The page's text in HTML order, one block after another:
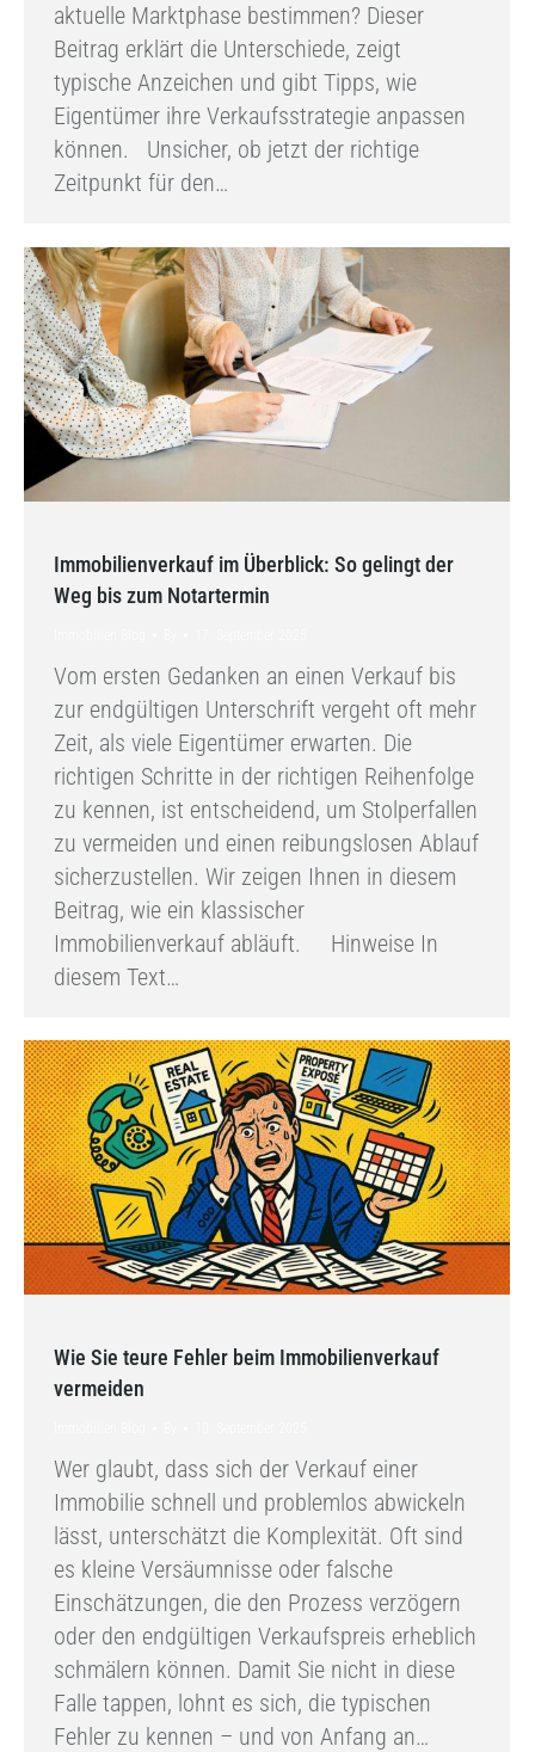
aktuelle Marktphase bestimmen? Dieser
Beitrag erklärt die Unterschiede, zeigt
typische Anzeichen und gibt Tipps, wie
Eigentümer ihre Verkaufsstrategie anpassen
können. Unsicher, ob jetzt der richtige
Zeitpunkt für den…
Immobilienverkauf im Überblick: So gelingt der
Weg bis zum Notartermin
Vom ersten Gedanken an einen Verkauf bis
zur endgültigen Unterschrift vergeht oft mehr
Zeit, als viele Eigentümer erwarten. Die
richtigen Schritte in der richtigen Reihenfolge
zu kennen, ist entscheidend, um Stolperfallen
zu vermeiden und einen reibungslosen Ablauf
sicherzustellen. Wir zeigen Ihnen in diesem
Beitrag, wie ein klassischer
Immobilienverkauf abläuft. Hinweise In
diesem Text…
Wie Sie teure Fehler beim Immobilienverkauf
vermeiden
Wer glaubt, dass sich der Verkauf einer
Immobilie schnell und problemlos abwickeln
lässt, unterschätzt die Komplexität. Oft sind
es kleine Versäumnisse oder falsche
Einschätzungen, die den Prozess verzögern
oder den endgültigen Verkaufspreis erheblich
schmälern können. Damit Sie nicht in diese
Falle tappen, lohnt es sich, die typischen
Fehler zu kennen – und von Anfang an…